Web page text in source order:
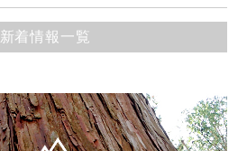
新着情報一覧